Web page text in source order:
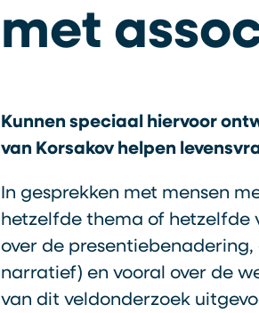
met
Kunnen speciaal hiervoor
van Korsakov helpen
In gesprekken met mensen
hetzelfde thema of hetzelfde
over de presentiebenadering,
narratief) en vooral over de
van dit veldonderzoek